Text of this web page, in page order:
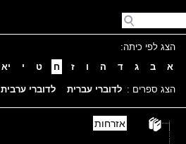
הצג לפי כיתה:
א
ב ג ד ה ו ז ח ט י יא
הצג ספרים : לדוברי עברית לדוברי ערבית
אזרחות